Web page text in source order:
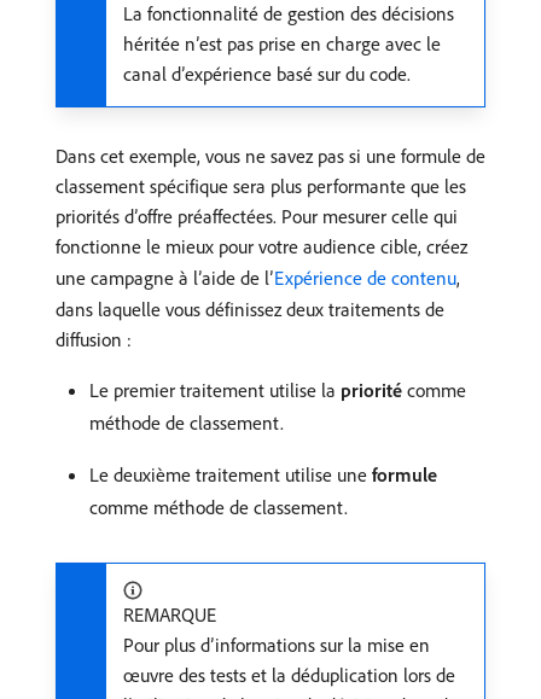
La fonctionnalité de gestion des décisions
héritée n’est pas prise en charge avec le
canal d’expérience basé sur du code.
Dans cet exemple, vous ne savez pas si une formule de
classement spécifique sera plus performante que les
priorités d’offre préaffectées. Pour mesurer celle qui
fonctionne le mieux pour votre audience cible, créez
une campagne à l’aide de l’Expérience de contenu,
dans laquelle vous définissez deux traitements de
diffusion :
Le premier traitement utilise la priorité comme
méthode de classement.
Le deuxième traitement utilise une formule
comme méthode de classement.
REMARQUE
Pour plus d’informations sur la mise en
œuvre des tests et la déduplication lors de